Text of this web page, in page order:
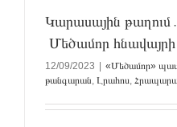
Կարասային
Մեծամոր
12/09/2023
«Մեծամոր»
թանգարան, Լրահոս,